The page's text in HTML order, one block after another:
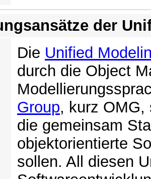
der
Die Unified
durch die Object
Group, kurz OMG,
die gemeinsam
objektorientierte
sollen. All diesen